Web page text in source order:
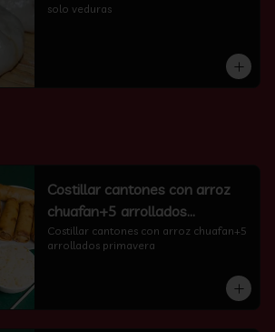
solo veduras
Costillar cantones con arroz
chuafan+5 arrollados
primavera
Costillar cantones con arroz chuafan+5
arrollados primavera